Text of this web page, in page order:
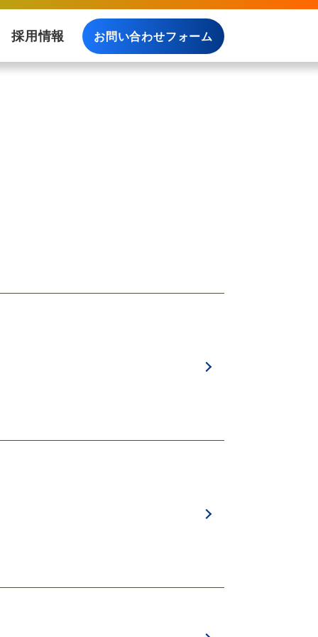
採用情報 お問い合わせフォーム